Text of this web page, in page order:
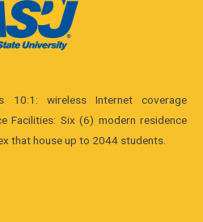
10:1: wireless Internet coverage
Facilities: Six (6) modern residence
that house up to 2044 students.